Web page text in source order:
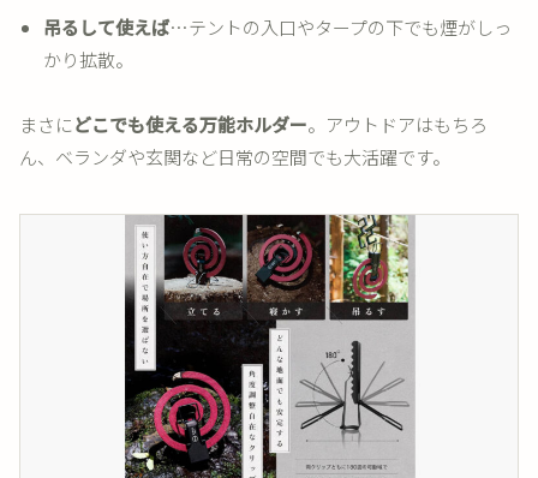
吊るして使えば…テントの入口やタープの下でも煙がしっ
かり拡散。
まさにどこでも使える万能ホルダー。アウトドアはもちろ
ん、ベランダや玄関など日常の空間でも大活躍です。